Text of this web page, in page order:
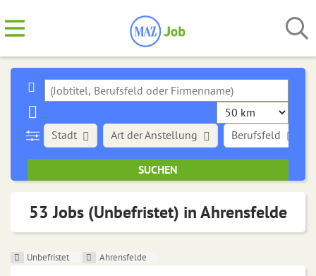
Stadt Art der Anstellung Berufsfeld
53 Jobs (Unbefristet) in Ahrensfelde
Unbefristet Ahrensfelde